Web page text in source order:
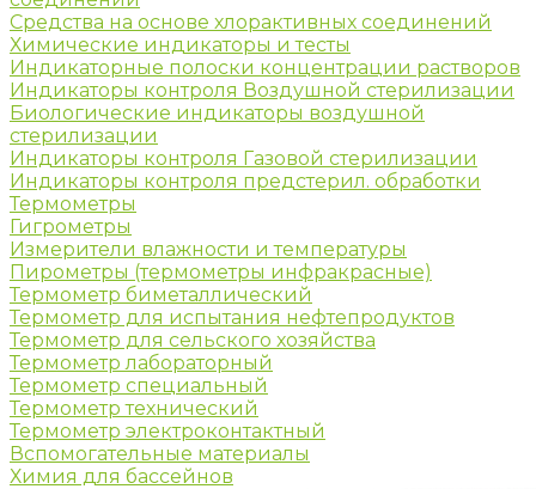
Средства на основе хлорактивных соединений
Химические индикаторы и тесты
Индикаторные полоски концентрации растворов
Индикаторы контроля Воздушной стерилизации
Биологические индикаторы воздушной
стерилизации
Индикаторы контроля Газовой стерилизации
Индикаторы контроля предстерил. обработки
Термометры
Гигрометры
Измерители влажности и температуры
Пирометры (термометры инфракрасные)
Термометр биметаллический
Термометр для испытания нефтепродуктов
Термометр для сельского хозяйства
Термометр лабораторный
Термометр специальный
Термометр технический
Термометр электроконтактный
Вспомогательные материалы
Химия для бассейнов